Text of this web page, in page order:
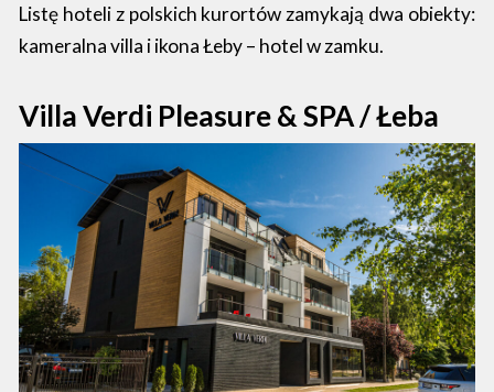
Listę hoteli z polskich kurortów zamykają dwa obiekty:
kameralna villa i ikona Łeby – hotel w zamku.
Villa Verdi Pleasure & SPA / Łeba